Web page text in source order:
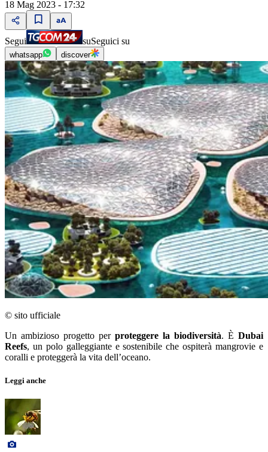
18 Mag 2023 - 17:32
Segui suSeguici su
whatsapp discover
© sito ufficiale
Un ambizioso progetto per proteggere la biodiversità. È Dubai
Reefs, un polo galleggiante e sostenibile che ospiterà mangrovie e
coralli e proteggerà la vita dell’oceano.
Leggi anche